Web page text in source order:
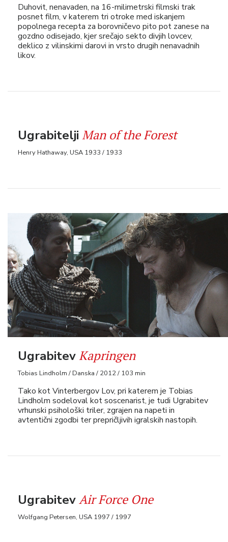
Duhovit, nenavaden, na 16-milimetrski filmski trak
posnet film, v katerem tri otroke med iskanjem
popolnega recepta za borovničevo pito pot zanese na
gozdno odisejado, kjer srečajo sekto divjih lovcev,
deklico z vilinskimi darovi in vrsto drugih nenavadnih
likov.
Ugrabitelji Man of the Forest
Henry Hathaway, USA 1933 / 1933
UgrabitevKapringen
Tobias Lindholm / Danska / 2012 / 103 min
Tako kot Vinterbergov Lov, pri katerem je Tobias
Lindholm sodeloval kot soscenarist, je tudi Ugrabitev
vrhunski psihološki triler, zgrajen na napeti in
avtentični zgodbi ter prepričljivih igralskih nastopih.
UgrabitevAir Force One
Wolfgang Petersen, USA 1997 / 1997